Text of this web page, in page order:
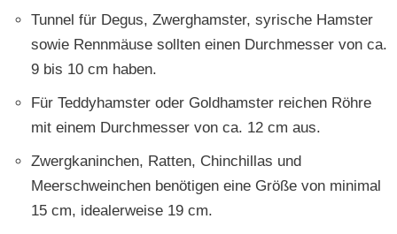
Tunnel für Degus, Zwerghamster, syrische Hamster
sowie Rennmäuse sollten einen Durchmesser von ca.
9 bis 10 cm haben.
Für Teddyhamster oder Goldhamster reichen Röhre
mit einem Durchmesser von ca. 12 cm aus.
Zwergkaninchen, Ratten, Chinchillas und
Meerschweinchen benötigen eine Größe von minimal
15 cm, idealerweise 19 cm.